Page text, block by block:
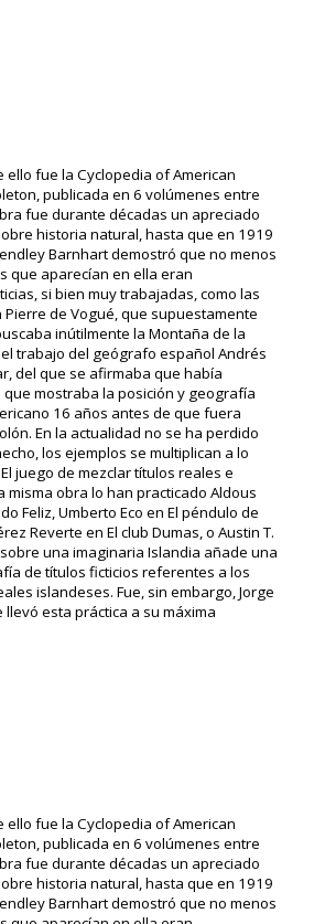
ello fue la Cyclopedia of American
publicada en 6 volúmenes entre
fue durante décadas un apreciado
historia natural, hasta que en 1919
Barnhart demostró que no menos
que aparecían en ella eran
si bien muy trabajadas, como las
Pierre de Vogué, que supuestamente
inútilmente la Montaña de la
el trabajo del geógrafo español Andrés
del que se afirmaba que había
mostraba la posición y geografía
16 años antes de que fuera
En la actualidad no se ha perdido
los ejemplos se multiplican a lo
juego de mezclar títulos reales e
misma obra lo han practicado Aldous
Feliz, Umberto Eco en El péndulo de
Reverte en El club Dumas, o Austin T.
una imaginaria Islandia añade una
de títulos ficticios referentes a los
islandeses. Fue, sin embargo, Jorge
llevó esta práctica a su máxima
ello fue la Cyclopedia of American
publicada en 6 volúmenes entre
fue durante décadas un apreciado
historia natural, hasta que en 1919
Barnhart demostró que no menos